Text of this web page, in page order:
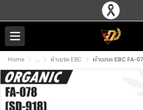
Home ... ผ้าเบรค EBC ผ้าเบรค EBC FA-078